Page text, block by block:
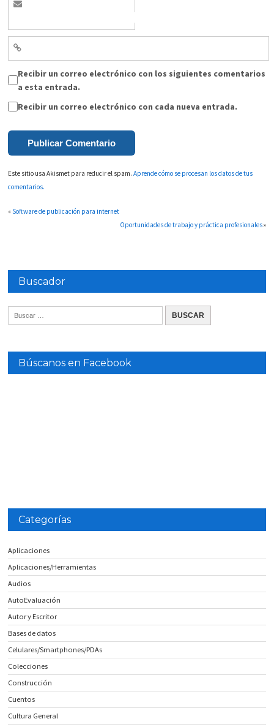
Recibir un correo electrónico con los siguientes comentarios
a esta entrada.
Recibir un correo electrónico con cada nueva entrada.
Este sitio usa Akismet para reducir el spam.Aprende cómo se procesan los datos de tus
comentarios.
« Software de publicación para internet
Oportunidades de trabajo y práctica profesionales»
Buscador
Búscanos en Facebook
Categorías
Aplicaciones
Aplicaciones/Herramientas
Audios
AutoEvaluación
Autor y Escritor
Bases de datos
Celulares/Smartphones/PDAs
Colecciones
Construcción
Cuentos
Cultura General